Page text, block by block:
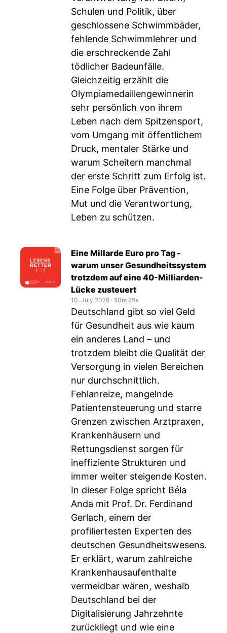
Schulen und Politik, über
geschlossene Schwimmbäder,
fehlende Schwimmlehrer und
die erschreckende Zahl
tödlicher Badeunfälle.
Gleichzeitig erzählt die
Olympiamedaillengewinnerin
sehr persönlich von ihrem
Leben nach dem Spitzensport,
vom Umgang mit öffentlichem
Druck, mentaler Stärke und
warum Scheitern manchmal
der erste Schritt zum Erfolg ist.
Eine Folge über Prävention,
Mut und die Verantwortung,
Leben zu schützen.
Eine Millarde Euro pro Tag -
warum unser Gesundheitssystem
trotzdem auf eine 40-Milliarden-
Lücke zusteuert
10. July 2026 ‧ 50m 25s
Deutschland gibt so viel Geld
für Gesundheit aus wie kaum
ein anderes Land – und
trotzdem bleibt die Qualität der
Versorgung in vielen Bereichen
nur durchschnittlich.
Fehlanreize, mangelnde
Patientensteuerung und starre
Grenzen zwischen Arztpraxen,
Krankenhäusern und
Rettungsdienst sorgen für
ineffiziente Strukturen und
immer weiter steigende Kosten.
In dieser Folge spricht Béla
Anda mit Prof. Dr. Ferdinand
Gerlach, einem der
profiliertesten Experten des
deutschen Gesundheitswesens.
Er erklärt, warum zahlreiche
Krankenhausaufenthalte
vermeidbar wären, weshalb
Deutschland bei der
Digitalisierung Jahrzehnte
zurückliegt und wie eine